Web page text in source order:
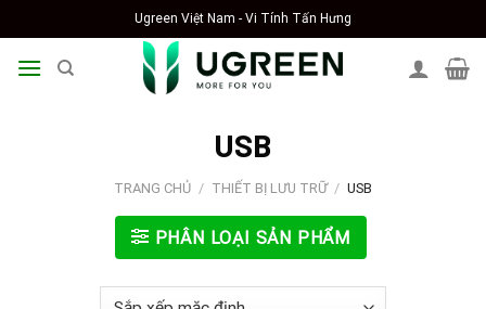
to
content
Ugreen Việt Nam - Vi Tính Tấn Hưng
USB
TRANG CHỦ / THIẾT BỊ LƯU TRỮ / USB
PHÂN LOẠI SẢN PHẨM